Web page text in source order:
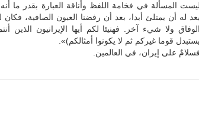
ليست المسألة في فخامة اللفظ وأناقة العبارة بقدر ما
يعد له أن يمتلئ أبدا، بعد أن رفضنا العيون الصافية، فكان
الوفاق ولا شيء آخر. فهنيئا لكم أيها الإيرانيون الذين
يستبدل قوما غيركم ثم لا يكونوا أمثالكم)».
فسلامٌ على إيران، في العالمين.